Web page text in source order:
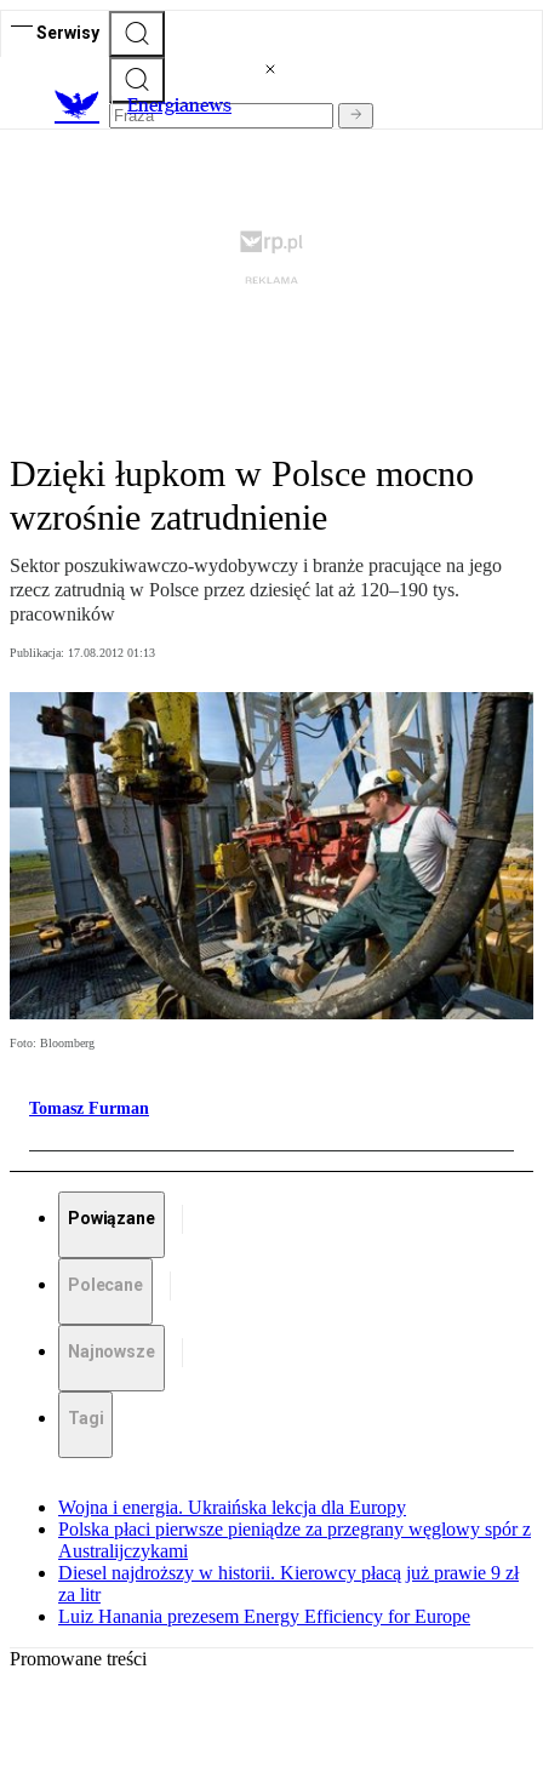
Serwisy
Energianews
Dzięki łupkom w Polsce mocno
wzrośnie zatrudnienie
Sektor poszukiwawczo-wydobywczy i branże pracujące na jego
rzecz zatrudnią w Polsce przez dziesięć lat aż 120–190 tys.
pracowników
Publikacja: 17.08.2012 01:13
Foto: Bloomberg
Tomasz Furman
Powiązane
Polecane
Najnowsze
Tagi
Wojna i energia. Ukraińska lekcja dla Europy
Polska płaci pierwsze pieniądze za przegrany węglowy spór z
Australijczykami
Diesel najdroższy w historii. Kierowcy płacą już prawie 9 zł
za litr
Luiz Hanania prezesem Energy Efficiency for Europe
Promowane treści